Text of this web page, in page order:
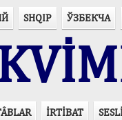
SHQIP ЎЗБЕКЧА
İRTİBAT